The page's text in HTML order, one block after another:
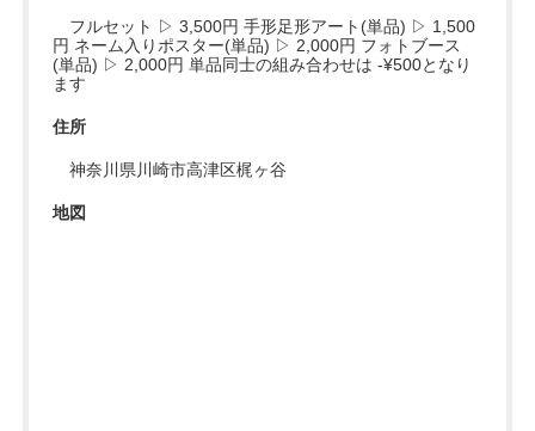
フルセット ▷ 3,500円 手形足形アート(単品) ▷ 1,500
円 ネーム入りポスター(単品) ▷ 2,000円 フォトブース
(単品) ▷ 2,000円 単品同士の組み合わせは -¥500となり
ます
住所
神奈川県川崎市高津区梶ヶ谷
地図